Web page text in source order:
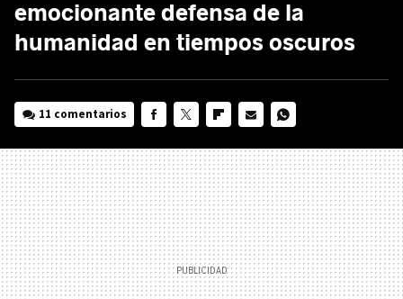
emocionante defensa de la
humanidad en tiempos oscuros
11 comentarios
MAIL